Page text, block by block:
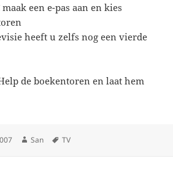
maak een e-pas aan en kies
heeft u zelfs nog een vierde
de boekentoren en laat hem
Auteur
San Tags
TV